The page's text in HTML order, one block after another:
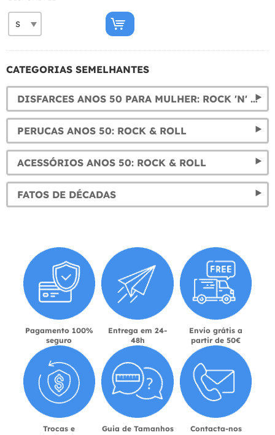
CATEGORIAS SEMELHANTES
DISFARCES ANOS 50 PARA MULHER: ROCK 'N' ROLL
PERUCAS ANOS 50: ROCK & ROLL
ACESSÓRIOS ANOS 50: ROCK & ROLL
FATOS DE DÉCADAS
Pagamento 100%
seguro
Entrega em 24-
48h
Envio grátis a
partir de 50€
Trocas e
Guia de Tamanhos Contacta-nos